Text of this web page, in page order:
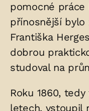
pomocné práce
přínosnější bylo
Františka
dobrou
studoval na
Roku 1860,
letech, vstoupil